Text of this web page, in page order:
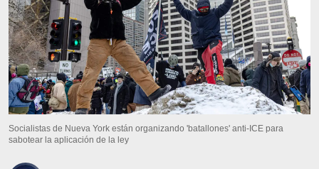
Socialistas de Nueva York están organizando 'batallones' anti-ICE para
sabotear la aplicación de la ley